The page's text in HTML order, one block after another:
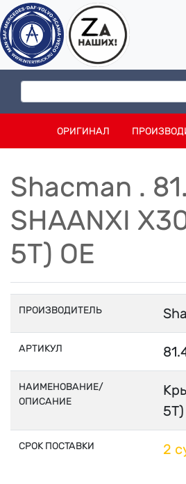
ОРИГИНАЛ
Shacman .
SHAANXI
5T) OE
ПРОИЗВОДИТЕЛЬ
АРТИКУЛ
НАИМЕНОВАНИЕ/
ОПИСАНИЕ
5T)
СРОК ПОСТАВКИ 2